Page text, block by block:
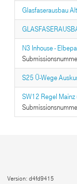
Glasfaserausbau
N3 Inhouse -
S25 Ü-Wege
SW12 Regel
Version: d4fd9415